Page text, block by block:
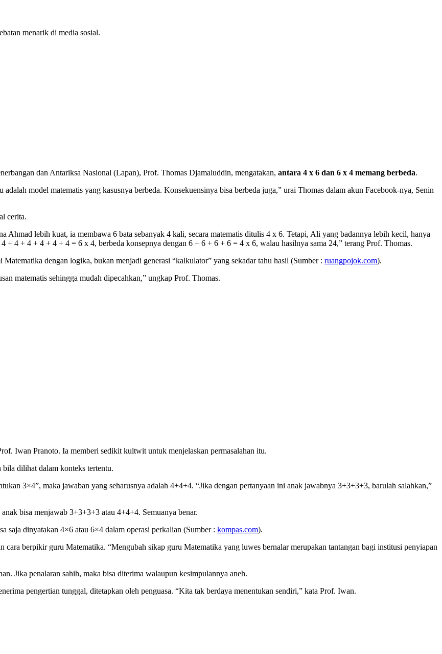
menarik di media sosial.
dan Antariksa Nasional (Lapan), Prof. Thomas Djamaluddin, mengatakan, antara 4 x 6 dan 6 x 4 memang berbeda.
model matematis yang kasusnya berbeda. Konsekuensinya bisa berbeda juga,” urai Thomas dalam akun Facebook-nya, Senin
cerita.
Ahmad lebih kuat, ia membawa 6 bata sebanyak 4 kali, secara matematis ditulis 4 x 6. Tetapi, Ali yang badannya lebih kecil, hanya
+ 4 + 4 + 4 + 4 + 4 = 6 x 4, berbeda konsepnya dengan 6 + 6 + 6 + 6 = 4 x 6, walau hasilnya sama 24,” terang Prof. Thomas.
dengan logika, bukan menjadi generasi “kalkulator” yang sekadar tahu hasil (Sumber : ruangpojok.com).
matematis sehingga mudah dipecahkan,” ungkap Prof. Thomas.
Iwan Pranoto. Ia memberi sedikit kultwit untuk menjelaskan permasalahan itu.
bila dilihat dalam konteks tertentu.
3×4”, maka jawaban yang seharusnya adalah 4+4+4. “Jika dengan pertanyaan ini anak jawabnya 3+3+3+3, barulah salahkan,”
bisa menjawab 3+3+3+3 atau 4+4+4. Semuanya benar.
saja dinyatakan 4×6 atau 6×4 dalam operasi perkalian (Sumber : kompas.com).
berpikir guru Matematika. “Mengubah sikap guru Matematika yang luwes bernalar merupakan tantangan bagi institusi penyiapan
Jika penalaran sahih, maka bisa diterima walaupun kesimpulannya aneh.
pengertian tunggal, ditetapkan oleh penguasa. “Kita tak berdaya menentukan sendiri,” kata Prof. Iwan.